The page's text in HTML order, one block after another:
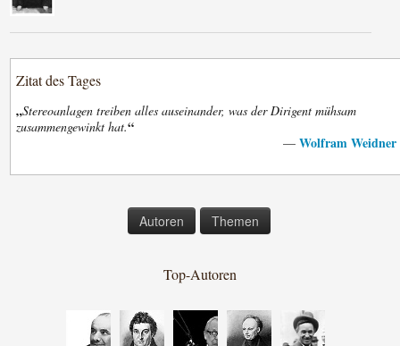
Zitat des Tages
„Stereoanlagen treiben alles auseinander, was der Dirigent mühsam
zusammengewinkt hat.“
— Wolfram Weidner
Autoren Themen
Top-Autoren